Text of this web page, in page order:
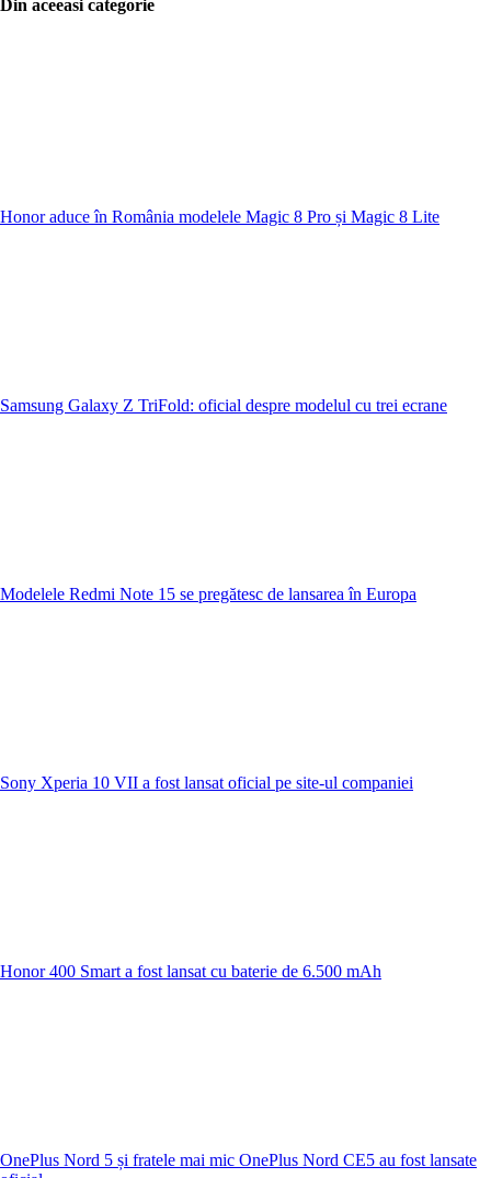
Din aceeasi categorie
Honor aduce în România modelele Magic 8 Pro și Magic 8 Lite
Samsung Galaxy Z TriFold: oficial despre modelul cu trei ecrane
Modelele Redmi Note 15 se pregătesc de lansarea în Europa
Sony Xperia 10 VII a fost lansat oficial pe site-ul companiei
Honor 400 Smart a fost lansat cu baterie de 6.500 mAh
OnePlus Nord 5 și fratele mai mic OnePlus Nord CE5 au fost lansate